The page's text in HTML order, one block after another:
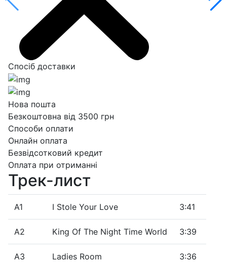
Спосіб доставки
Нова пошта
Безкоштовна від 3500 грн
Способи оплати
Онлайн оплата
Безвідсотковий кредит
Оплата при отриманні
Трек-лист
A1 I Stole Your Love 3:41
A2 King Of The Night Time World 3:39
A3 Ladies Room 3:36